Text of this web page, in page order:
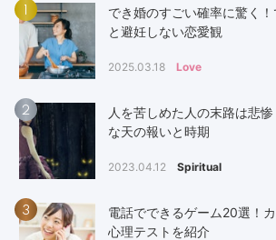
でき婚のすごい確率に驚く
と避妊しない恋愛観
2025.03.18 Love
2
人を苦しめた人の末路は悲
な天の報いと時期
2023.04.12 Spiritual
3
電話でできるゲーム20選！
心理テストを紹介